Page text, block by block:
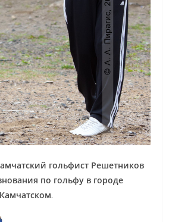
гольфист Решетников
по гольфу в городе
.